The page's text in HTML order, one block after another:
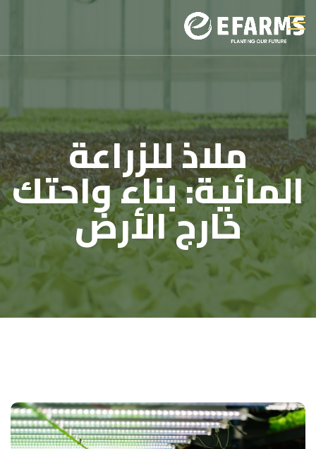
ملاذ للزراعة
المائية: بناء واحتك
خارج الأرض